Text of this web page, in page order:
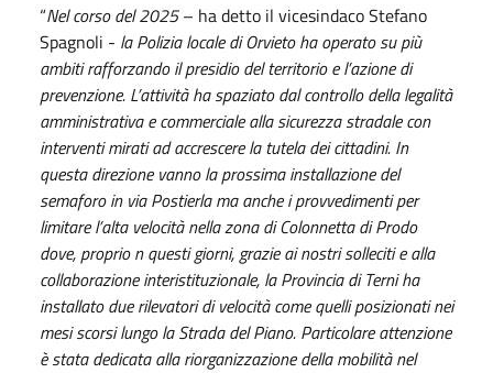
“Nel corso del 2025– ha detto il vicesindaco Stefano
Spagnoli - la Polizia locale di Orvieto ha operato su più
ambiti rafforzando il presidio del territorio e l’azione di
prevenzione. L’attività ha spaziato dal controllo della legalità
amministrativa e commerciale alla sicurezza stradale con
interventi mirati ad accrescere la tutela dei cittadini. In
questa direzione vanno la prossima installazione del
semaforo in via Postierla ma anche i provvedimenti per
limitare l’alta velocità nella zona di Colonnetta di Prodo
dove, proprio n questi giorni, grazie ai nostri solleciti e alla
collaborazione interistituzionale, la Provincia di Terni ha
installato due rilevatori di velocità come quelli posizionati nei
mesi scorsi lungo la Strada del Piano. Particolare attenzione
è stata dedicata alla riorganizzazione della mobilità nel